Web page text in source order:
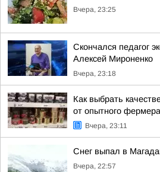
Вчера, 23:25
Скончался педагог
Алексей Мироненко
Вчера, 23:18
Как выбрать
от опытного фермера
Вчера, 23:11
Снег выпал в
Вчера, 22:57